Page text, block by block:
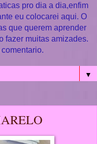
pro dia a dia,enfim
eu colocarei aqui. O
que querem aprender
fazer muitas amizades.
▼